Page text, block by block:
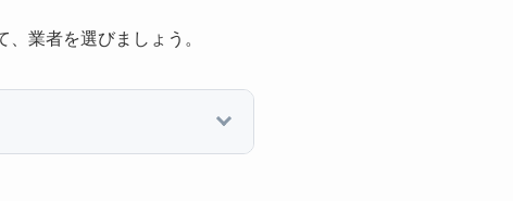
業者を選びましょう。